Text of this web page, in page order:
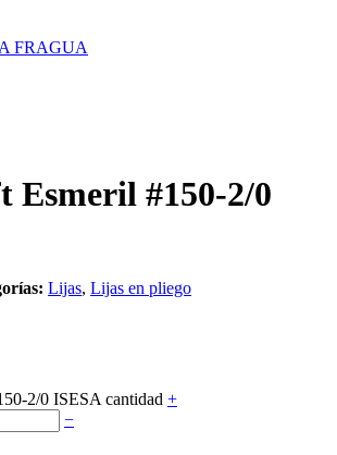
#150-2/0
Lijas, Lijas en pliego
2/0 ISESA cantidad +
−